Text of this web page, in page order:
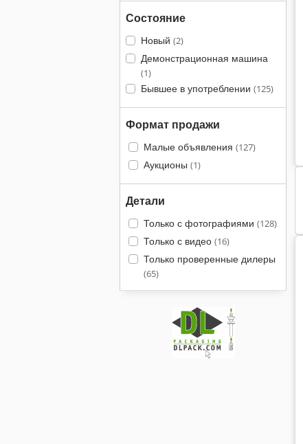
Состояние
Новый (2)
Демонстрационная машина
(1)
Бывшее в употреблении (125)
Формат продажи
Малые объявления (127)
Аукционы (1)
Детали
Только с фотографиями (128)
Только с видео (16)
Только проверенные дилеры
(65)